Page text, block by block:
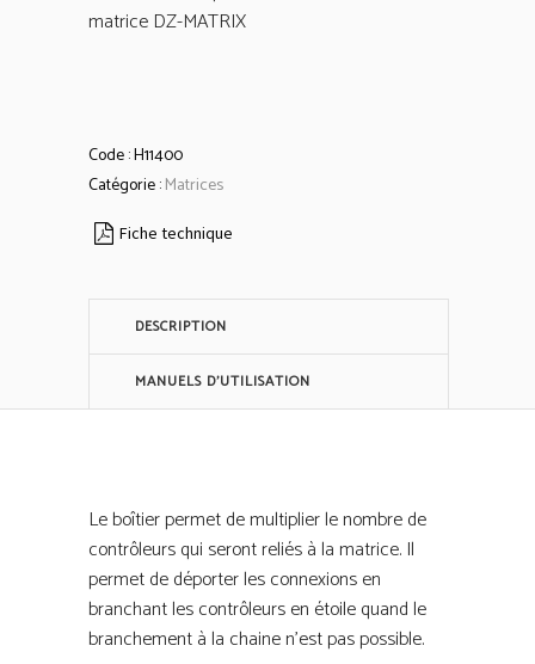
matrice DZ-MATRIX
Code :H11400
Catégorie :Matrices
Fiche technique
DESCRIPTION
MANUELS D'UTILISATION
Le boîtier permet de multiplier le nombre de
contrôleurs qui seront reliés à la matrice. Il
permet de déporter les connexions en
branchant les contrôleurs en étoile quand le
branchement à la chaine n’est pas possible.